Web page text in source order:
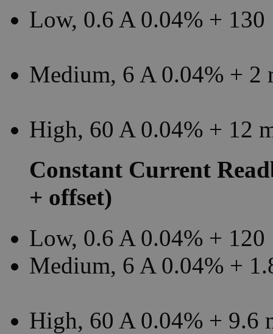
Low, 0.6 A 0.04% + 130
Medium, 6 A 0.04% + 2
High, 60 A 0.04% + 12
Constant Current
+ offset)
Low, 0.6 A 0.04% + 120
Medium, 6 A 0.04% +
High, 60 A 0.04% + 9.6